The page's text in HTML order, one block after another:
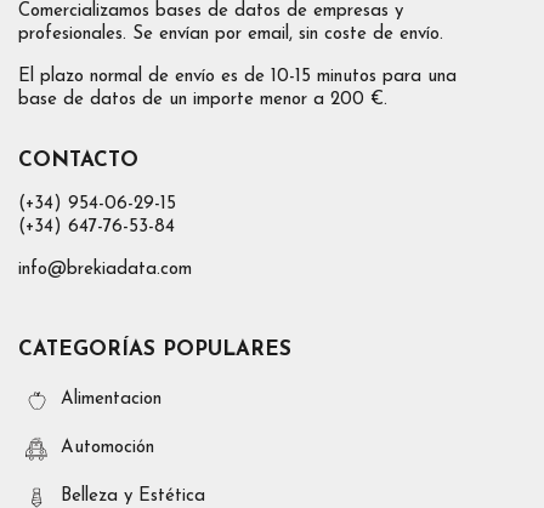
Comercializamos bases de datos de empresas y
profesionales. Se envían por email, sin coste de envío.
El plazo normal de envío es de 10-15 minutos para una
base de datos de un importe menor a 200 €.
CONTACTO
(+34) 954-06-29-15
(+34) 647-76-53-84
info@brekiadata.com
CATEGORÍAS POPULARES
Alimentacion
Automoción
Belleza y Estética